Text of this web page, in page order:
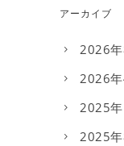
アーカイブ
2026年
2026年
2025
2025年